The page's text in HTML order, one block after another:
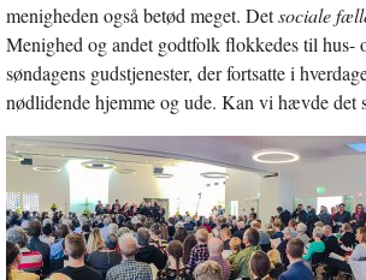
menigheden også betød meget. Detsociale
Menighed og andet godtfolk flokkedes til hus-
søndagens gudstjenester, der fortsatte i
nødlidende hjemme og ude. Kan vi hævde det